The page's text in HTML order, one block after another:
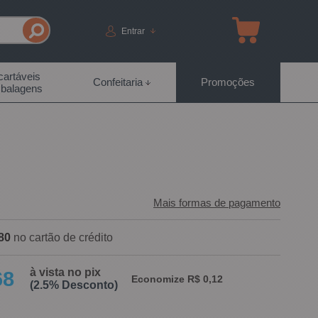
Entrar
Confeitaria Promoções
Mais formas de pagamento
no cartão de crédito
à vista no pix
(2.5% Desconto)
Economize R$ 0,12